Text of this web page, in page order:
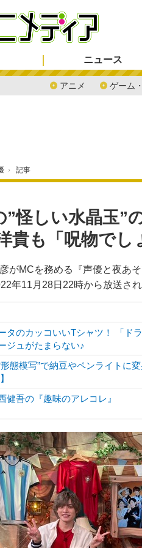
ニュース
アニメ ゲーム
› 記事
”怪しい水晶玉”
貴も「呪物でし
がMCを務める『声優と夜あ
年11月28日22時から放送され
タのカッコいいTシャツ！ 「ド
ジュがたまらない♪
態模写”で納豆やペンライトに
健吾の『趣味のアレコレ』